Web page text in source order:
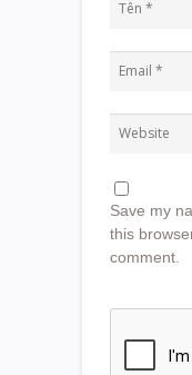
Save my
this
comment.